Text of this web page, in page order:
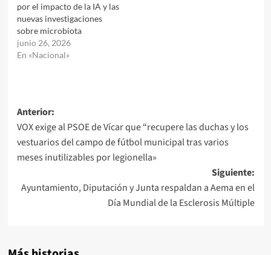
por el impacto de la IA y las
nuevas investigaciones
sobre microbiota
junio 26, 2026
En «Nacional»
Navegación
de
entradas
Anterior:
VOX exige al PSOE de Vícar que “recupere las duchas y los
vestuarios del campo de fútbol municipal tras varios
meses inutilizables por legionella»
Siguiente:
Ayuntamiento, Diputación y Junta respaldan a Aema en el
Día Mundial de la Esclerosis Múltiple